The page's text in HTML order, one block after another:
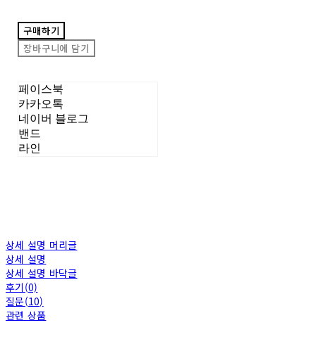
구매하기
장바구니에 담기
페이스북
카카오톡
네이버 블로그
밴드
라인
상세 설명 머리글
상세 설명
상세 설명 바닥글
후기(0)
질문(10)
관련 상품